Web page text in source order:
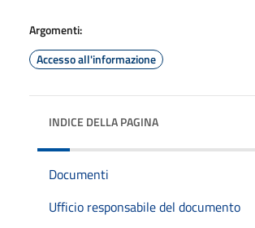
Argomenti:
Accesso all'informazione
INDICE DELLA PAGINA
Documenti
Ufficio responsabile del documento